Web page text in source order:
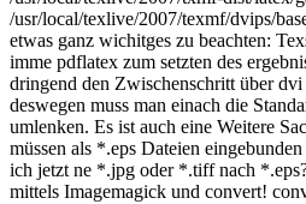
/usr/local/texlive/2007/texmf/dvips/
etwas ganz wichitges zu beachten:
imme pdflatex zum setzten des
dringend den Zwischenschritt über
deswegen muss man einach die
umlenken. Es ist auch eine Weitere
müssen als *.eps Dateien
ich jetzt ne *.jpg oder *.tiff nach
mittels Imagemagick und convert!